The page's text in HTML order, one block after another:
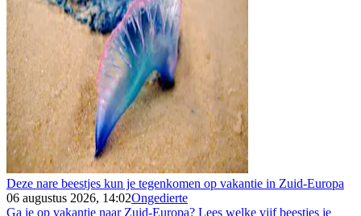
Deze nare beestjes kun je tegenkomen op vakantie in Zuid-Europa
06 augustus 2026, 14:02Ongedierte
Ga je op vakantie naar Zuid-Europa? Lees welke vijf beestjes je